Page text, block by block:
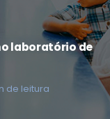
laboratório de
de leitura